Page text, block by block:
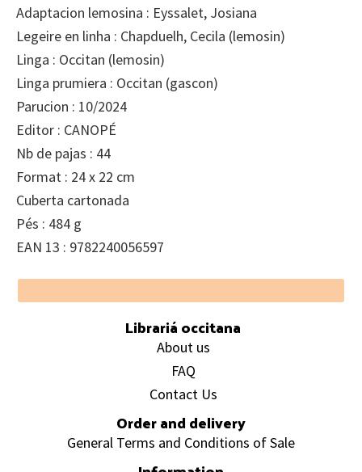
Adaptacion lemosina : Eyssalet, Josiana
Legeire en linha : Chapduelh, Cecila (lemosin)
Linga : Occitan (lemosin)
Linga prumiera : Occitan (gascon)
Parucion : 10/2024
Editor : CANOPÉ
Nb de pajas : 44
Format : 24 x 22 cm
Cuberta cartonada
Pés : 484 g
EAN 13 : 9782240056597
Footer
Librariá occitana
About us
FAQ
Contact Us
Order and delivery
General Terms and Conditions of Sale